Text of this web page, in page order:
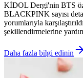
KİDOL Dergi'nin BTS
BLACKPINK sayısı
yorumlarıyla
şekillendirmelerine
Daha fazla bilgi edinin